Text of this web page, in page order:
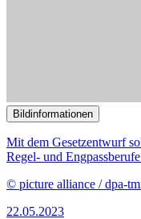
Bildinformationen
Mit dem Gesetzentwurf
Regel- und
© picture alliance / dpa-
22.05.2023